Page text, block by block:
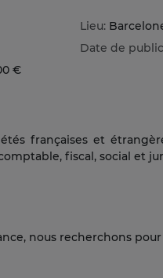
Lieu:
Date de
€
françaises et
fiscal, social et
nous recherchons